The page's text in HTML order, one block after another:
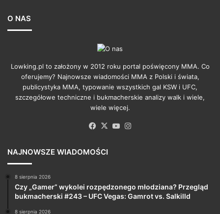
O NAS
Lowking.pl to założony w 2012 roku portal poświęcony MMA. Co
oferujemy? Najnowsze wiadomości MMA z Polski i świata,
publicystyka MMA, typowanie wszystkich gal KSW i UFC,
szczegółowe techniczne i bukmacherskie analizy walk i wiele,
wiele więcej.
Facebook
X YouTube
NAJNOWSZE WIADOMOŚCI
8 sierpnia 2026
Czy „Gamer” wykolei rozpędzonego młodziana? Przegląd
bukmacherski #243 – UFC Vegas: Gamrot vs. Salkilld
8 sierpnia 2026